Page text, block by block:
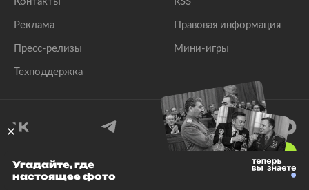
Реклама
Пресс-релизы
Техподдержка
Правовая информация
Мини-игры
© 1999–2026 Все права защищены.
Угадайте, где
настоящее фото